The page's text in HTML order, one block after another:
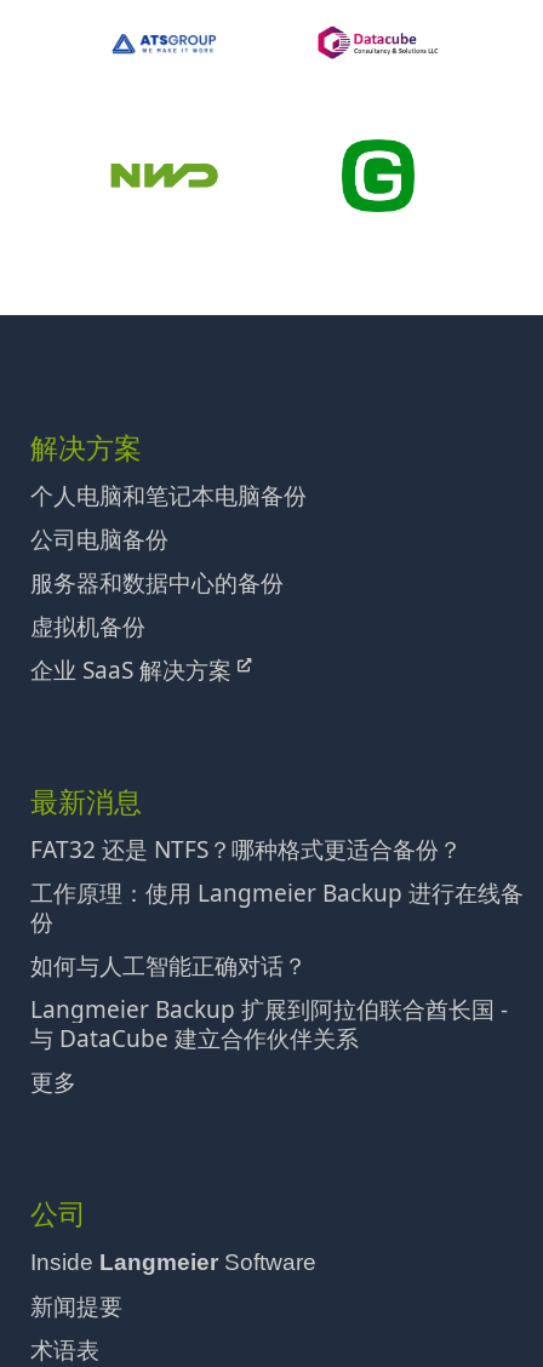
解决方案
个人电脑和笔记本电脑备份
公司电脑备份
服务器和数据中心的备份
虚拟机备份
企业 SaaS 解决方案
最新消息
FAT32 还是 NTFS？哪种格式更适合备份？
工作原理：使用 Langmeier Backup 进行在线备
份
如何与人工智能正确对话？
Langmeier Backup 扩展到阿拉伯联合酋长国 -
与 DataCube 建立合作伙伴关系
更多
公司
Inside Langmeier Software
新闻提要
术语表